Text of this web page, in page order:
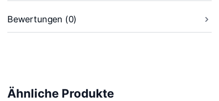
Bewertungen (0)
Ähnliche Produkte